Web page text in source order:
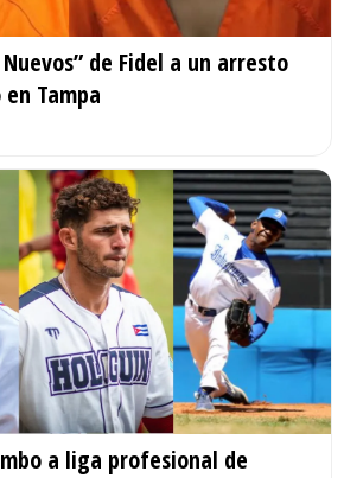
de Fidel a un arresto
Tampa
a liga profesional de